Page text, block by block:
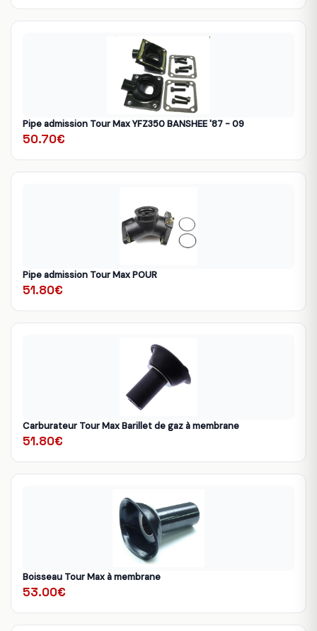
Pipe admission Tour Max YFZ350 BANSHEE '87 - 09
50.70€
Pipe admission Tour Max POUR
51.80€
Carburateur Tour Max Barillet de gaz à membrane
51.80€
Boisseau Tour Max à membrane
53.00€